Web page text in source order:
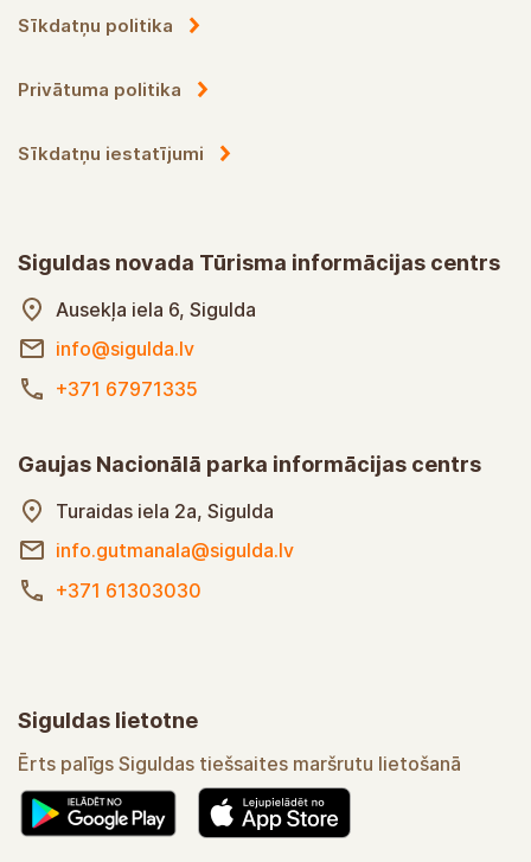
Sīkdatņu politika
Privātuma politika
Sīkdatņu iestatījumi
Siguldas novada Tūrisma informācijas centrs
Ausekļa iela 6, Sigulda
info@sigulda.lv
+371 67971335
Gaujas Nacionālā parka informācijas centrs
Turaidas iela 2a, Sigulda
info.gutmanala@sigulda.lv
+371 61303030
Siguldas lietotne
Ērts palīgs Siguldas tiešsaites maršrutu lietošanā